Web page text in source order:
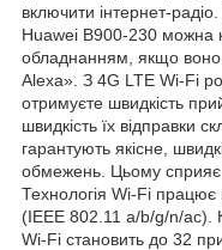
включити інтернет-
Huawei B900-230 можна
обладнанням, якщо воно
Alexa». З 4G LTE Wi-Fi
отримуєте швидкість
швидкість їх відправки
гарантують якісне,
обмежень. Цьому сприяє
Технологія Wi-Fi працює
(IEEE 802.11 a/b/g/n/ac).
Wi-Fi становить до 32